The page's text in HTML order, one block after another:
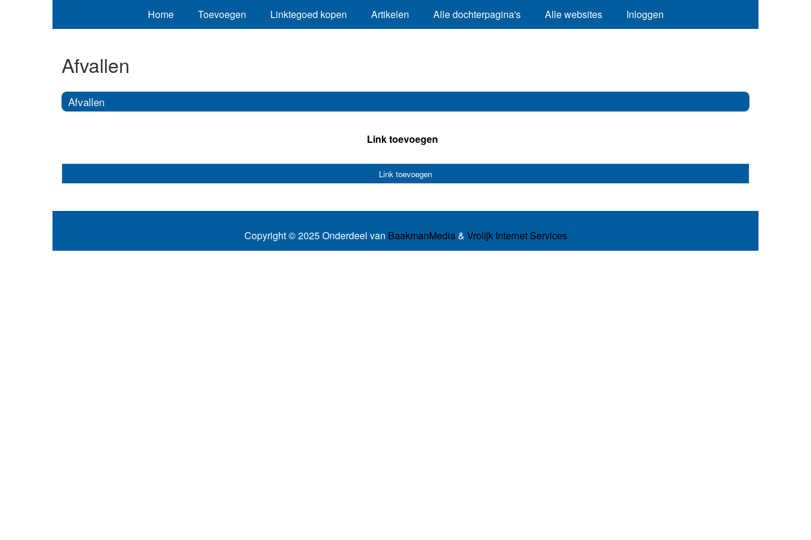
Home Toevoegen Linktegoed kopen Artikelen Alle dochterpagina's Alle websites Inloggen
Afvallen
Afvallen
Link toevoegen
Link toevoegen
Copyright © 2025 Onderdeel van BaakmanMedia& Vrolijk Internet Services